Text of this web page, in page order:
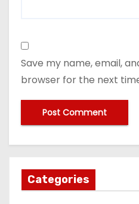
Save my name, email,
browser for the next
Categories